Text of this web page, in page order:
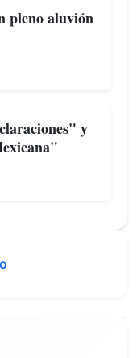
pleno aluvión
y